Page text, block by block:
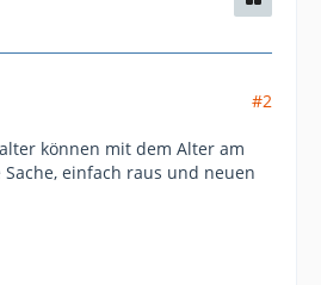
#2
können mit dem Alter am
einfach raus und neuen